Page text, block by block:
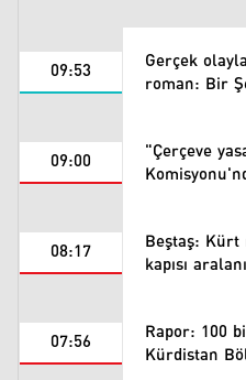
09:53 Gerçek
roman: Bir
09:00 "Çerçeve
08:17 Beştaş:
kapısı
07:56 Rapor: 100
Kürdistan